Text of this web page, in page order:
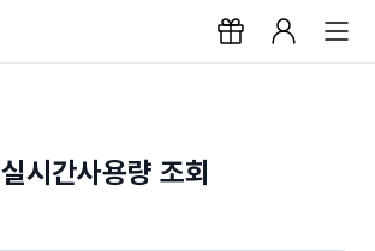
실시간사용량 조회